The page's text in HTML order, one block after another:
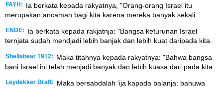
FAYH:
Ia berkata kepada rakyatnya, "Orang-orang Israel itu
merupakan ancaman bagi kita karena mereka banyak sekali.
ENDE:
Ia berkata kepada rakjatnja: "Bangsa keturunan Israel
ternjata sudah mendjadi lebih banjak dan lebih kuat daripada kita.
Shellabear 1912:
Maka titahnya kepada rakyatnya: "Bahwa bangsa
bani Israel ini telah menjadi banyak dan lebih kuasa dari pada kita.
Leydekker Draft:
Maka bersabdalah 'ija kapada balanja: bahuwa